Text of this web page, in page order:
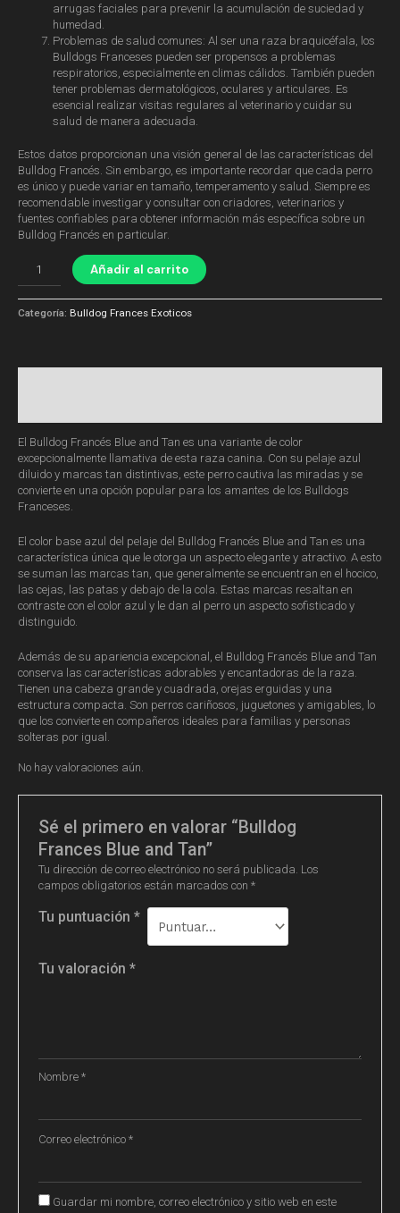
arrugas faciales para prevenir la acumulación de suciedad y
humedad.
Problemas de salud comunes: Al ser una raza braquicéfala, los
Bulldogs Franceses pueden ser propensos a problemas
respiratorios, especialmente en climas cálidos. También pueden
tener problemas dermatológicos, oculares y articulares. Es
esencial realizar visitas regulares al veterinario y cuidar su
salud de manera adecuada.
Estos datos proporcionan una visión general de las características del
Bulldog Francés. Sin embargo, es importante recordar que cada perro
es único y puede variar en tamaño, temperamento y salud. Siempre es
recomendable investigar y consultar con criadores, veterinarios y
fuentes confiables para obtener información más específica sobre un
Bulldog Francés en particular.
Añadir al carrito
Categoría: Bulldog Frances Exoticos
El Bulldog Francés Blue and Tan es una variante de color
excepcionalmente llamativa de esta raza canina. Con su pelaje azul
diluido y marcas tan distintivas, este perro cautiva las miradas y se
convierte en una opción popular para los amantes de los Bulldogs
Franceses.
El color base azul del pelaje del Bulldog Francés Blue and Tan es una
característica única que le otorga un aspecto elegante y atractivo. A esto
se suman las marcas tan, que generalmente se encuentran en el hocico,
las cejas, las patas y debajo de la cola. Estas marcas resaltan en
contraste con el color azul y le dan al perro un aspecto sofisticado y
distinguido.
Además de su apariencia excepcional, el Bulldog Francés Blue and Tan
conserva las características adorables y encantadoras de la raza.
Tienen una cabeza grande y cuadrada, orejas erguidas y una
estructura compacta. Son perros cariñosos, juguetones y amigables, lo
que los convierte en compañeros ideales para familias y personas
solteras por igual.
No hay valoraciones aún.
Sé el primero en valorar “Bulldog
Frances Blue and Tan”
Tu dirección de correo electrónico no será publicada. Los
campos obligatorios están marcados con *
Tu puntuación *
Tu valoración *
Nombre *
Correo electrónico *
Guardar mi nombre, correo electrónico y sitio web en este